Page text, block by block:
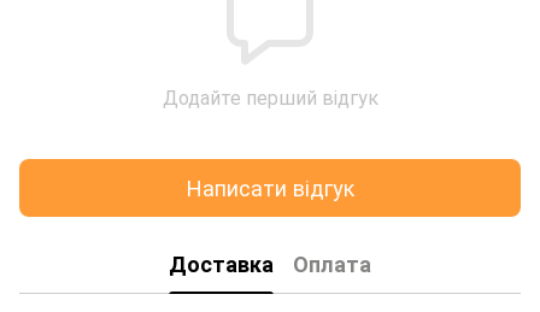
Додайте перший відгук
Написати відгук
Доставка Оплата